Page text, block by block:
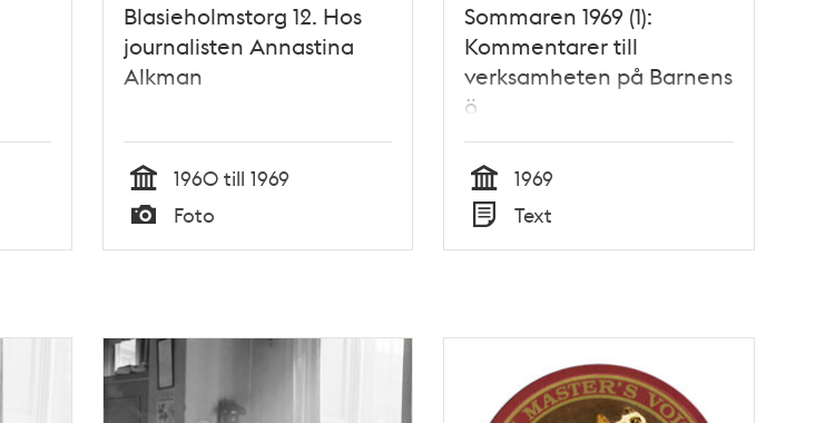
Blasieholmstorg 12. Hos
journalisten Annastina
Alkman
Tid
1960 till 1969
Typ
Foto
Sommaren 1969 (1):
Kommentarer till
verksamheten på Barnens
ö
Tid
1969
Typ
Text